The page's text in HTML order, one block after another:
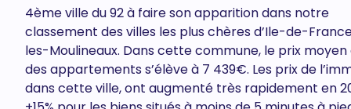
4ème ville du 92 à faire son apparition dans notre
classement des villes les plus chères d’Ile-de-
les-Moulineaux. Dans cette commune, le prix moyen
des appartements s’élève à 7 439€. Les prix de
dans cette ville, ont augmenté très rapidement en